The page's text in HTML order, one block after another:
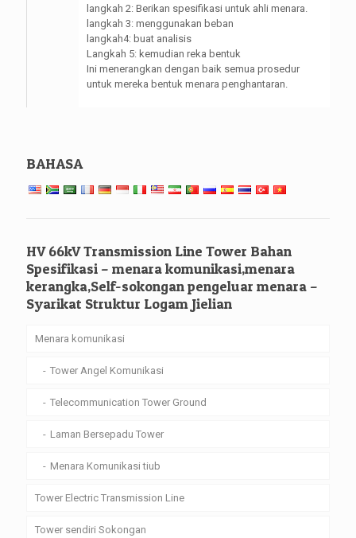
langkah 2: Berikan spesifikasi untuk ahli menara.
langkah 3: menggunakan beban
langkah4: buat analisis
Langkah 5: kemudian reka bentuk
Ini menerangkan dengan baik semua prosedur
untuk mereka bentuk menara penghantaran.
BAHASA
HV 66kV Transmission Line Tower Bahan
Spesifikasi – menara komunikasi,menara
kerangka,Self-sokongan pengeluar menara –
Syarikat Struktur Logam Jielian
Menara komunikasi
Tower Angel Komunikasi
Telecommunication Tower Ground
Laman Bersepadu Tower
Menara Komunikasi tiub
Tower Electric Transmission Line
Tower sendiri Sokongan